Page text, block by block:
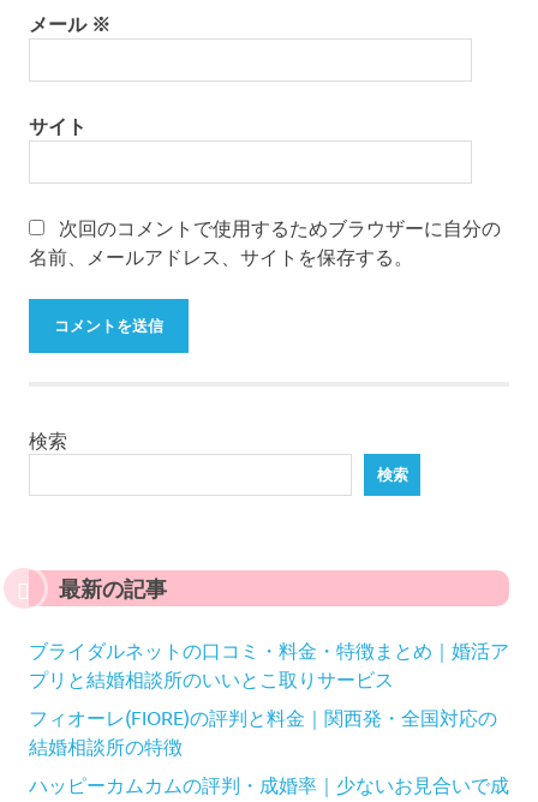
メール ※
サイト
次回のコメントで使用するためブラウザーに自分の
名前、メールアドレス、サイトを保存する。
検索
検索
最新の記事
ブライダルネットの口コミ・料金・特徴まとめ｜婚活ア
プリと結婚相談所のいいとこ取りサービス
フィオーレ(FIORE)の評判と料金｜関西発・全国対応の
結婚相談所の特徴
ハッピーカムカムの評判・成婚率｜少ないお見合いで成